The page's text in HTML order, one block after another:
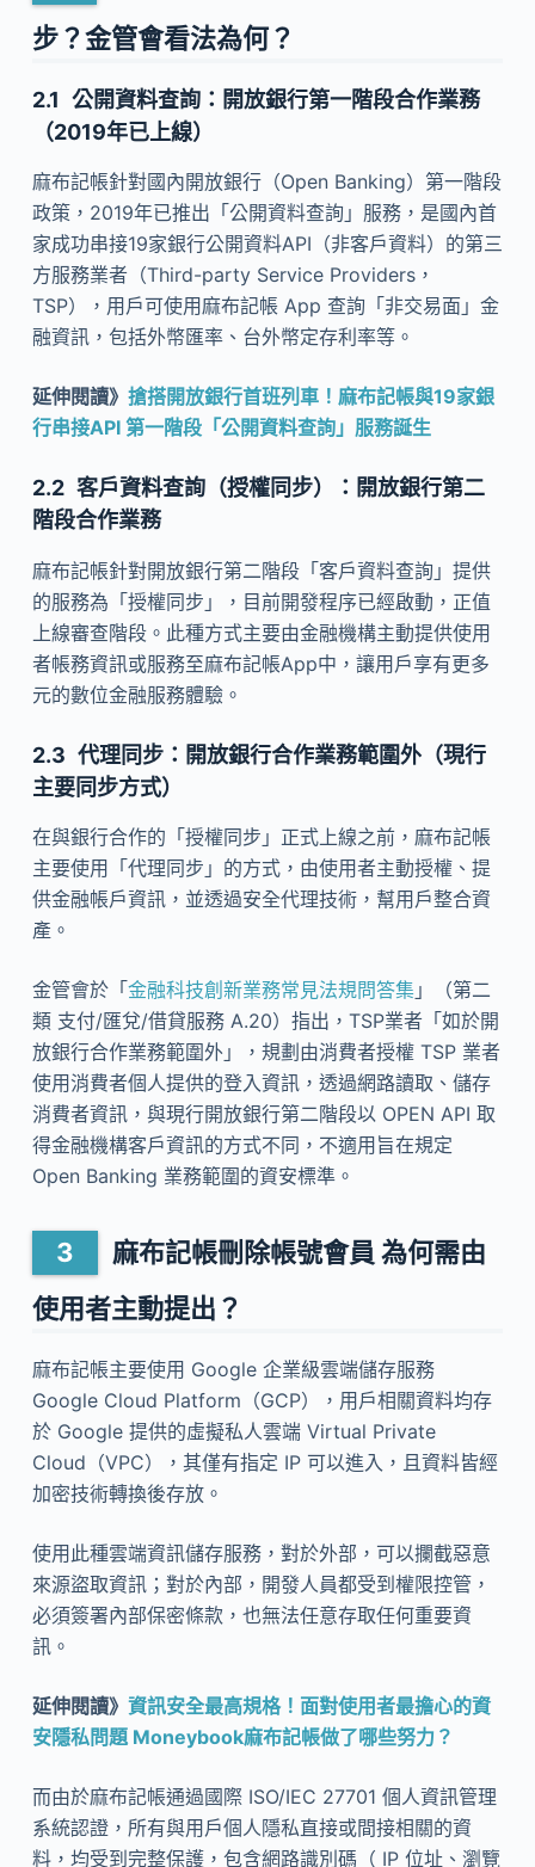
步？金管會看法為何？
公開資料查詢：開放銀行第一階段合作業務
（2019年已上線）
麻布記帳針對國內開放銀行（Open Banking）第一階段
政策，2019年已推出「公開資料查詢」服務，是國內首
家成功串接19家銀行公開資料API（非客戶資料）的第三
方服務業者（Third-party Service Providers，
TSP），用戶可使用麻布記帳 App 查詢「非交易面」金
融資訊，包括外幣匯率、台外幣定存利率等。
延伸閱讀》 搶搭開放銀行首班列車！麻布記帳與19家銀
行串接API 第一階段「公開資料查詢」服務誕生
客戶資料查詢（授權同步）：開放銀行第二
階段合作業務
麻布記帳針對開放銀行第二階段「客戶資料查詢」提供
的服務為「授權同步」，目前開發程序已經啟動，正值
上線審查階段。此種方式主要由金融機構主動提供使用
者帳務資訊或服務至麻布記帳App中，讓用戶享有更多
元的數位金融服務體驗。
代理同步：開放銀行合作業務範圍外（現行
主要同步方式）
在與銀行合作的「授權同步」正式上線之前，麻布記帳
主要使用「代理同步」的方式，由使用者主動授權、提
供金融帳戶資訊，並透過安全代理技術，幫用戶整合資
產。
金管會於「金融科技創新業務常見法規問答集」（第二
類 支付/匯兌/借貸服務 A.20）指出，TSP業者「如於開
放銀行合作業務範圍外」，規劃由消費者授權 TSP 業者
使用消費者個人提供的登入資訊，透過網路讀取、儲存
消費者資訊，與現行開放銀行第二階段以 OPEN API 取
得金融機構客戶資訊的方式不同，不適用旨在規定
Open Banking 業務範圍的資安標準。
麻布記帳刪除帳號會員 為何需由
使用者主動提出？
麻布記帳主要使用 Google 企業級雲端儲存服務
Google Cloud Platform（GCP），用戶相關資料均存
於 Google 提供的虛擬私人雲端 Virtual Private
Cloud（VPC），其僅有指定 IP 可以進入，且資料皆經
加密技術轉換後存放。
使用此種雲端資訊儲存服務，對於外部，可以攔截惡意
來源盜取資訊；對於內部，開發人員都受到權限控管，
必須簽署內部保密條款，也無法任意存取任何重要資
訊。
延伸閱讀》 資訊安全最高規格！面對使用者最擔心的資
安隱私問題 Moneybook麻布記帳做了哪些努力？
而由於麻布記帳通過國際 ISO/IEC 27701 個人資訊管理
系統認證，所有與用戶個人隱私直接或間接相關的資
料，均受到完整保護，包含網路識別碼（ IP 位址、瀏覽